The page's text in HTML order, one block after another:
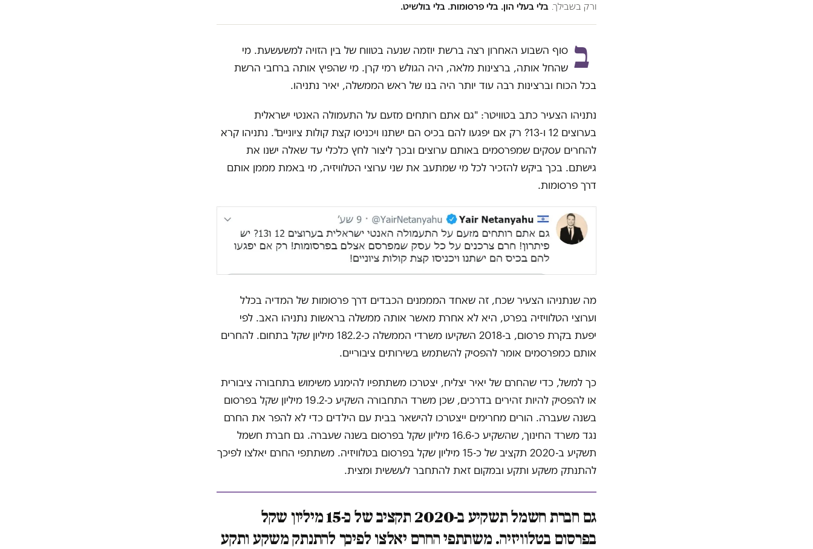
ורק בשבילך. בלי בעלי הון. בלי פרסומות. בלי בולשיט.
ב סוף השבוע האחרון רצה ברשת יוזמה שנעה בטווח של בין הזויה למשעשעת. מי
שהחל אותה, ברצינות מלאה, היה הגולש רמי קרן. מי שהפיץ אותה ברחבי הרשת
בכל הכוח וברצינות רבה עוד יותר היה בנו של ראש הממשלה, יאיר נתניהו.
נתניהו הצעיר כתב בטוויטר: "גם אתם רותחים מזעם על התעמולה האנטי ישראלית
בערוצים 12 ו-13? רק אם יפגעו להם בכיס הם ישתנו ויכניסו קצת קולות ציוניים". נתניהו קרא
להחרים עסקים שמפרסמים באותם ערוצים ובכך ליצור לחץ כלכלי עד שאלה ישנו את
גישתם. בכך ביקש להזכיר לכל מי שמתעב את שני ערוצי הטלוויזיה, מי באמת מממן אותם
דרך פרסומות.
מה שנתניהו הצעיר שכח, זה שאחד המממנים הכבדים דרך פרסומות של המדיה בכלל
וערוצי הטלוויזיה בפרט, היא לא אחרת מאשר אותה ממשלה בראשות נתניהו האב. לפי
יפעת בקרת פרסום, ב-2018 השקיעו משרדי הממשלה כ-182.2 מיליון שקל בתחום. להחרים
אותם כמפרסמים אומר להפסיק להשתמש בשירותים ציבוריים.
כך למשל, כדי שהחרם של יאיר יצליח, יצטרכו משתתפיו להימנע משימוש בתחבורה ציבורית
או להפסיק להיות זהירים בדרכים, שכן משרד התחבורה השקיע כ-19.2 מיליון שקל בפרסום
בשנה שעברה. הורים מחרימים ייצטרכו להישאר בבית עם הילדים כדי לא להפר את החרם
נגד משרד החינוך, שהשקיע כ-16.6 מיליון שקל בפרסום בשנה שעברה. גם חברת חשמל
תשקיע ב-2020 תקציב של כ-15 מיליון שקל בפרסום בטלוויזיה. משתתפי החרם יאלצו לפיכך
להתנתק משקע ותקע ובמקום זאת להתחבר לעששית ומצית.
גם חברת חשמל תשקיע ב-2020 תקציב של כ-15 מיליון שקל
בפרסום בטלוויזיה. משתתפי החרם יאלצו לפיכך להתנתק משקע ותקע